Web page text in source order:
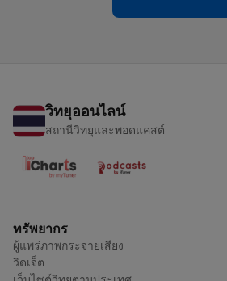
วิทยุออนไลน์
สถานีวิทยุและพอดแคสต์
ทรัพยากร
ผู้แพร่ภาพกระจายเสียง
วิดเจ็ต